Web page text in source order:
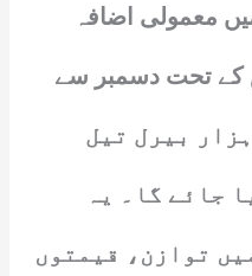
معمولی اضافہ
کے تحت دسمبر سے
تقریباً ایک لاکھ 37 ہزار بیرل تیل
جائے گا۔ یہ
توازن، قیمتوں